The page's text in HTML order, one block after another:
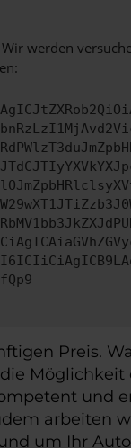
werden
Preis.
und
arbeiten
um Ihr